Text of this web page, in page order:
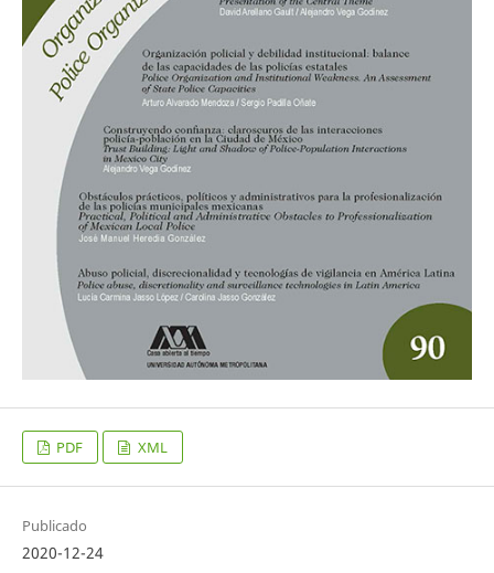
PDF XML
Publicado
2020-12-24